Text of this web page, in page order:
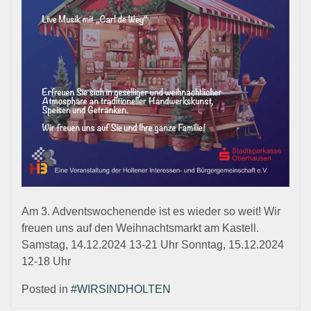
Am 3. Adventswochenende ist es wieder so weit! Wir
freuen uns auf den Weihnachtsmarkt am Kastell.
Samstag, 14.12.2024 13-21 Uhr Sonntag, 15.12.2024
12-18 Uhr
Posted in #WIRSINDHOLTEN